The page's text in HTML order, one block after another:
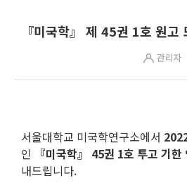
『미국학』 제 45권 1호 원고
관리자
서울대학교 미국학연구소에서
인
『미국학』 45권 1호 투고 기
내드립니다.